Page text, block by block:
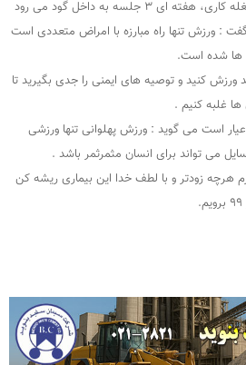
این باستانی کار که با داشتن مشغله کاری، هفته ای ۳ جلسه به داخل گود می رود
: ورزش تنها راه مبارزه با امراض متعددی است
ها شده است.
ورزش کنید و توصیه های ایمنی را جدی بگیرید تا
ها غلبه کنیم .
است می گوید : ورزش پهلوانی تنها ورزشی
می تواند برای انسان مثمرثمر باشد .
هرچه زودتر و با لطف خدا این بیماری ریشه کن